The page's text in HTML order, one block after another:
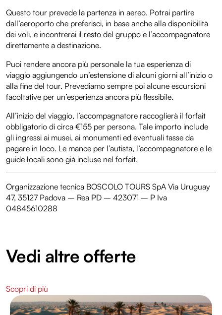
Questo tour prevede la partenza in aereo. Potrai partire
dall’aeroporto che preferisci, in base anche alla disponibilità
dei voli, e incontrerai il resto del gruppo e l’accompagnatore
direttamente a destinazione.
Puoi rendere ancora più personale la tua esperienza di
viaggio aggiungendo un’estensione di alcuni giorni all’inizio o
alla fine del tour. Prevediamo sempre poi alcune escursioni
facoltative per un’esperienza ancora più flessibile.
All’inizio del viaggio, l’accompagnatore raccoglierà il forfait
obbligatorio di circa €155 per persona. Tale importo include
gli ingressi ai musei, ai monumenti ed eventuali tasse da
pagare in loco. Le mance per l’autista, l’accompagnatore e le
guide locali sono già incluse nel forfait.
Organizzazione tecnica BOSCOLO TOURS SpA Via Uruguay
47, 35127 Padova – Rea PD – 423071 – P Iva
04845610288
Vedi altre offerte
Scopri di più